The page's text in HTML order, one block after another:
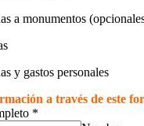
a monumentos
y gastos personales
a través de este
*